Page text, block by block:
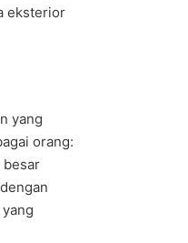
eksterior
yang
orang:
besar